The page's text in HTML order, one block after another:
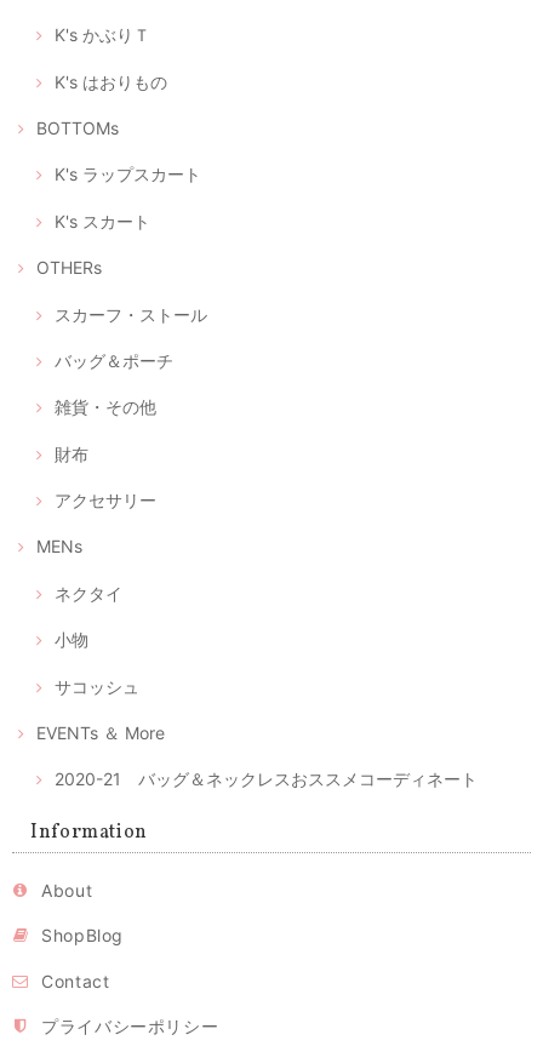
からも素敵な作品を楽しみにしております。 ありがとうございました😊
喜んでいただけたようで私もとても嬉しいです。 何よりプ
レゼントに込められた優しい気持ちに、気分も明るくなら
いて、これからもこんなふうに喜んでいただけるリメイク
とうございました。 今後ともどうぞよろしくお願いいたし
2020/04/28
注文後、すぐに届きました。時節柄、少しでも早く入手したい物だった
と手触りでうっとりしました。 マスクもしっかりしており手づくりの風
で使いたいな、と思っています。
レビュー有難うございます。気に入っていただけてとても
2020/04/26
K's かぶりＴ
K's はおりもの
BOTTOMs
K's ラップスカート
K's スカート
OTHERs
スカーフ・ストール
バッグ＆ポーチ
雑貨・その他
財布
アクセサリー
MENs
ネクタイ
小物
サコッシュ
EVENTs ＆ More
2020-21 バッグ＆ネックレスおススメコーディネート
Information
About
ShopBlog
Contact
プライバシーポリシー